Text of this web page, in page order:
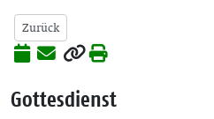
Zurück
Gottesdienst